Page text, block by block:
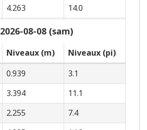
4.263 14.0
2026-08-08 (sam)
Niveaux (m)
Niveaux (pi)
0.939
3.1
3.394
11.1
2.255
7.4